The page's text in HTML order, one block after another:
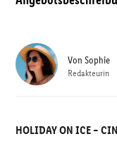
HOLIDAY ON ICE –
Von Sophie
Redakteurin